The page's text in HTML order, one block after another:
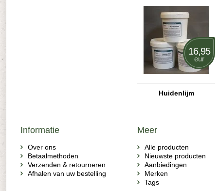
16,95
eur
Huidenlijm
Informatie
Over ons
Betaalmethoden
Verzenden & retourneren
Afhalen van uw bestelling
Meer
Alle producten
Nieuwste producten
Aanbiedingen
Merken
Tags